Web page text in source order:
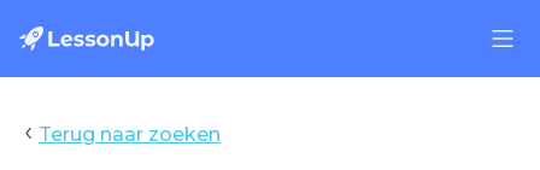
‹ Terug naar zoeken